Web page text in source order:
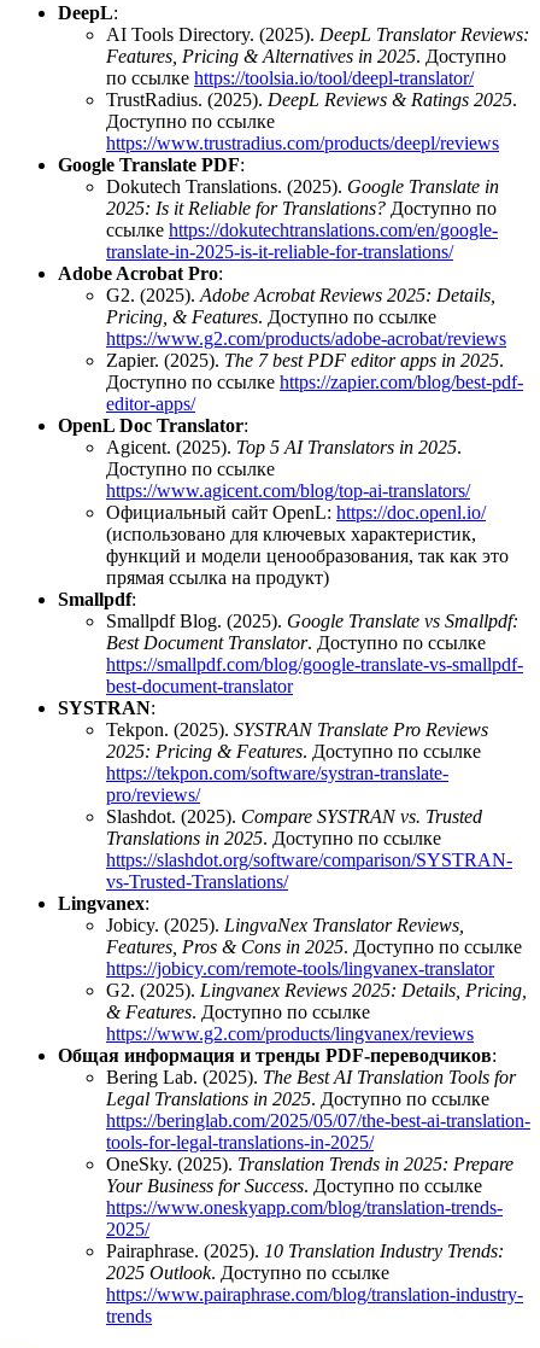
DeepL:
AI Tools Directory. (2025). DeepL Translator Reviews:
Features, Pricing & Alternatives in 2025. Доступно
по ссылке https://toolsia.io/tool/deepl-translator/
TrustRadius. (2025). DeepL Reviews & Ratings 2025.
Доступно по ссылке
https://www.trustradius.com/products/deepl/reviews
Google Translate PDF:
Dokutech Translations. (2025). Google Translate in
2025: Is it Reliable for Translations? Доступно по
ссылке https://dokutechtranslations.com/en/google-
translate-in-2025-is-it-reliable-for-translations/
Adobe Acrobat Pro:
G2. (2025). Adobe Acrobat Reviews 2025: Details,
Pricing, & Features. Доступно по ссылке
https://www.g2.com/products/adobe-acrobat/reviews
Zapier. (2025). The 7 best PDF editor apps in 2025.
Доступно по ссылке https://zapier.com/blog/best-pdf-
editor-apps/
OpenL Doc Translator:
Agicent. (2025). Top 5 AI Translators in 2025.
Доступно по ссылке
https://www.agicent.com/blog/top-ai-translators/
Официальный сайт OpenL: https://doc.openl.io/
(использовано для ключевых характеристик,
функций и модели ценообразования, так как это
прямая ссылка на продукт)
Smallpdf:
Smallpdf Blog. (2025). Google Translate vs Smallpdf:
Best Document Translator. Доступно по ссылке
https://smallpdf.com/blog/google-translate-vs-smallpdf-
best-document-translator
SYSTRAN:
Tekpon. (2025). SYSTRAN Translate Pro Reviews
2025: Pricing & Features. Доступно по ссылке
https://tekpon.com/software/systran-translate-
pro/reviews/
Slashdot. (2025). Compare SYSTRAN vs. Trusted
Translations in 2025. Доступно по ссылке
https://slashdot.org/software/comparison/SYSTRAN-
vs-Trusted-Translations/
Lingvanex:
Jobicy. (2025). LingvaNex Translator Reviews,
Features, Pros & Cons in 2025. Доступно по ссылке
https://jobicy.com/remote-tools/lingvanex-translator
G2. (2025). Lingvanex Reviews 2025: Details, Pricing,
& Features. Доступно по ссылке
https://www.g2.com/products/lingvanex/reviews
Общая информация и тренды PDF-переводчиков:
Bering Lab. (2025). The Best AI Translation Tools for
Legal Translations in 2025. Доступно по ссылке
https://beringlab.com/2025/05/07/the-best-ai-translation-
tools-for-legal-translations-in-2025/
OneSky. (2025). Translation Trends in 2025: Prepare
Your Business for Success. Доступно по ссылке
https://www.oneskyapp.com/blog/translation-trends-
2025/
Pairaphrase. (2025). 10 Translation Industry Trends:
2025 Outlook. Доступно по ссылке
https://www.pairaphrase.com/blog/translation-industry-
trends